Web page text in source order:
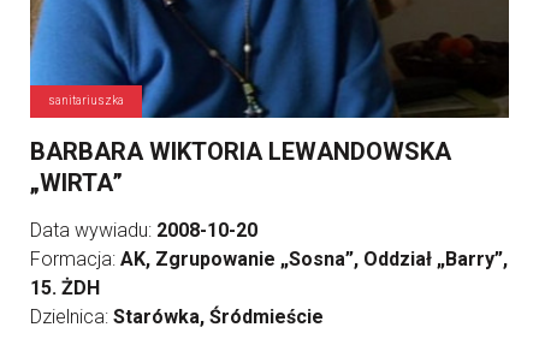
sanitariuszka
BARBARA WIKTORIA LEWANDOWSKA
„WIRTA”
Data wywiadu: 2008-10-20
Formacja: AK, Zgrupowanie „Sosna”, Oddział „Barry”,
15. ŻDH
Dzielnica: Starówka, Śródmieście